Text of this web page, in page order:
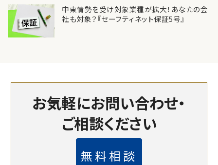
中東情勢を受け対象業種が拡大！あなたの会
社も対象？『セーフティネット保証5号』
お気軽にお問い合わせ・
ご相談ください
無料相談